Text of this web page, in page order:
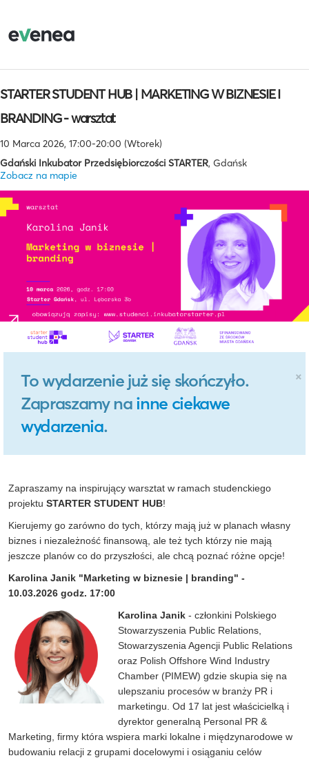
STARTER STUDENT HUB | MARKETING W BIZNESIE I
BRANDING - warsztat
10 Marca 2026, 17:00-20:00 (Wtorek)
Gdański Inkubator Przedsiębiorczości STARTER, Gdańsk
Zobacz na mapie
×
To wydarzenie już się skończyło.
Zapraszamy na inne ciekawe
wydarzenia.
Zapraszamy na inspirujący warsztat w ramach studenckiego
projektu STARTER STUDENT HUB!
Kierujemy go zarówno do tych, którzy mają już w planach własny
biznes i niezależność finansową, ale też tych którzy nie mają
jeszcze planów co do przyszłości, ale chcą poznać różne opcje!
Karolina Janik "Marketing w biznesie | branding" -
10.03.2026 godz. 17:00
Karolina Janik - członkini Polskiego
Stowarzyszenia Public Relations,
Stowarzyszenia Agencji Public Relations
oraz Polish Offshore Wind Industry
Chamber (PIMEW) gdzie skupia się na
ulepszaniu procesów w branży PR i
marketingu. Od 17 lat jest właścicielką i
dyrektor generalną Personal PR &
Marketing, firmy która wspiera marki lokalne i międzynarodowe w
budowaniu relacji z grupami docelowymi i osiąganiu celów